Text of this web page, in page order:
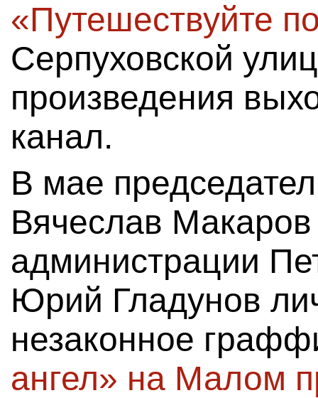
«Путешествуйте
Серпуховской
произведения
канал.
В мае
Вячеслав Макаров
администрации
Юрий Гладунов
незаконное
ангел» на Малом